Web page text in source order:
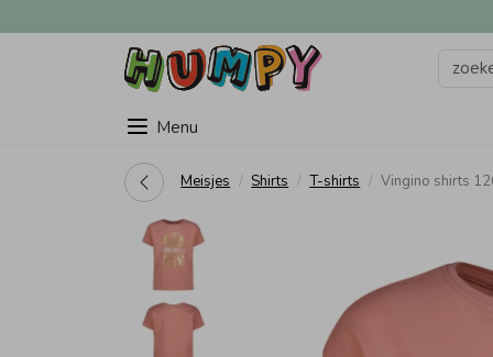
Menu
Meisjes Shirts T-shirts Vingino shirts